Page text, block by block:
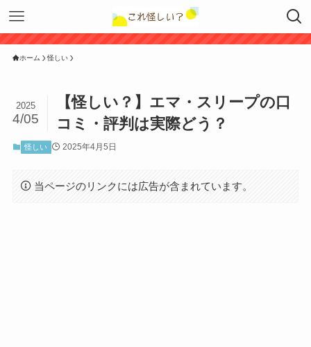
ホーム 怪しい
【怪しい？】エマ・スリープの口
コミ・評判は実際どう？
2025
4/05
怪しい 2025年4月5日
当ページのリンクには広告が含まれています。